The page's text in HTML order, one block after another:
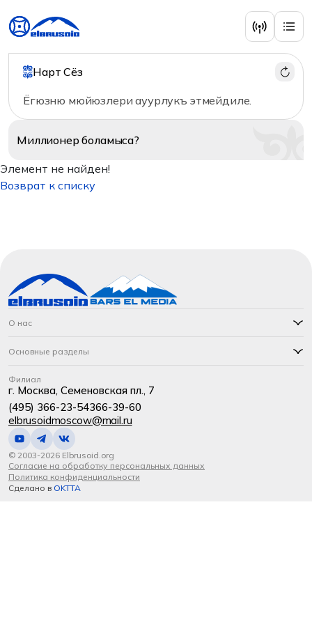
Нарт Сёз
Ёгюзню мюйюзлери ауурлукъ этмейдиле.
Миллионерболамыса?
Элемент не найден!
Возврат к списку
О нас
Основные разделы
Филиал
г. Москва, Семеновская пл., 7
(495) 366-23-54366-39-60
elbrusoidmoscow@mail.ru
© 2003-2026 Elbrusoid.org
Согласие на обработку персональных данных
Политика конфиденциальности
Сделано в OKTTA